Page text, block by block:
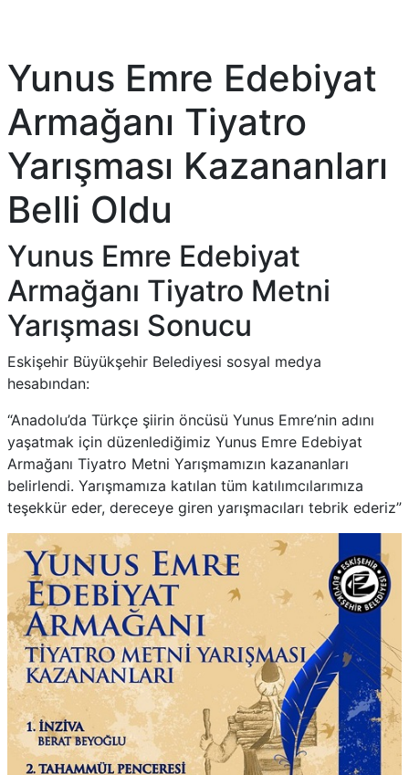
Yunus Emre Edebiyat
Armağanı Tiyatro
Yarışması Kazananları
Belli Oldu
Yunus Emre Edebiyat
Armağanı Tiyatro Metni
Yarışması Sonucu
Eskişehir Büyükşehir Belediyesi sosyal medya
hesabından:
“Anadolu’da Türkçe şiirin öncüsü Yunus Emre’nin adını
yaşatmak için düzenlediğimiz Yunus Emre Edebiyat
Armağanı Tiyatro Metni Yarışmamızın kazananları
belirlendi. Yarışmamıza katılan tüm katılımcılarımıza
teşekkür eder, dereceye giren yarışmacıları tebrik ederiz”